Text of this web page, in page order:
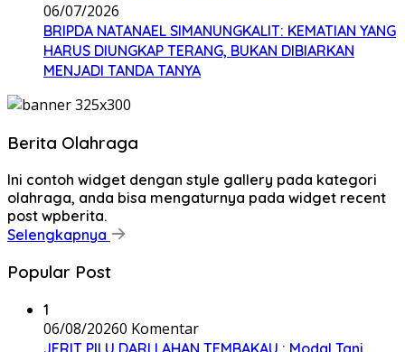
06/07/2026
BRIPDA NATANAEL SIMANUNGKALIT: KEMATIAN YANG
HARUS DIUNGKAP TERANG, BUKAN DIBIARKAN
MENJADI TANDA TANYA
Berita Olahraga
Ini contoh widget dengan style gallery pada kategori
olahraga, anda bisa mengaturnya pada widget recent
post wpberita.
Selengkapnya
Popular Post
1
06/08/20260 Komentar
JERIT PILU DARI LAHAN TEMBAKAU ​: Modal Tani